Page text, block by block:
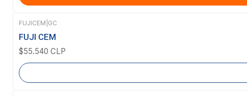
Agotado
FUJICEM GC
FUJI CEM
$55.540 CLP